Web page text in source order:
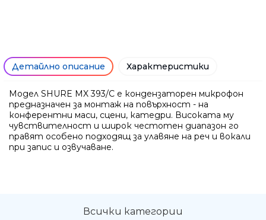
Детайлно описание Характеристики
Модел SHURE MX 393/C е кондензаторен микрофон
предназначен за монтаж на повърхност - на
конферентни маси, сцени, катедри. Високата му
чувствителност и широк честотен диапазон го
правят особено подходящ за улавяне на реч и вокали
при запис и озвучаване.
Всички категории